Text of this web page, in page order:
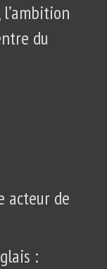
du
acteur de
: